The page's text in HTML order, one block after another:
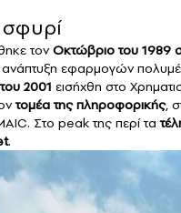
τονΟκτώβριο του 1989
εφαρμογών
2001 εισήχθη στο
τομέα της πληροφορικής,
Στο peak της περί τα
.